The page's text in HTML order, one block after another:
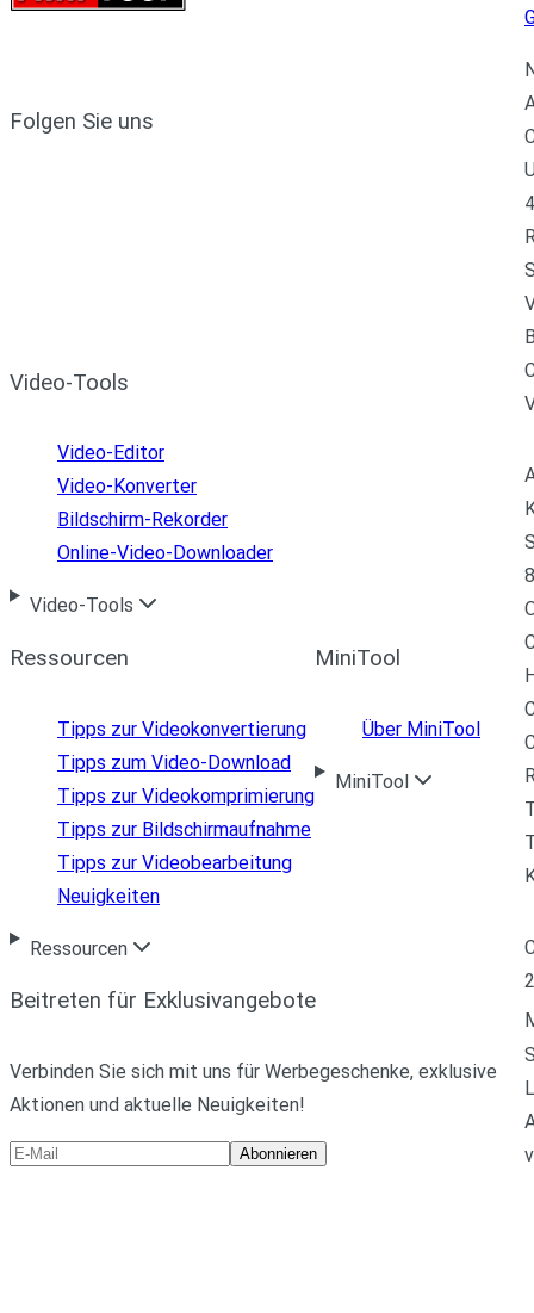
Folgen Sie uns
Video-Tools
Video-Editor
Video-Konverter
Bildschirm-Rekorder
Online-Video-Downloader
Video-Tools
Ressourcen
Tipps zur Videokonvertierung
Tipps zum Video-Download
Tipps zur Videokomprimierung
Tipps zur Bildschirmaufnahme
Tipps zur Videobearbeitung
Neuigkeiten
Ressourcen
MiniTool
Über MiniTool
MiniTool
Beitreten für Exklusivangebote
Verbinden Sie sich mit uns für Werbegeschenke, exklusive
Aktionen und aktuelle Neuigkeiten!
Abonnieren